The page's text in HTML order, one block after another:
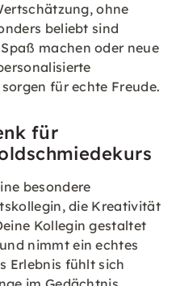
ohne
beliebt sind
machen oder neue
für echte Freude.
für
besondere
die Kreativität
Kollegin gestaltet
nimmt ein echtes
Erlebnis fühlt sich